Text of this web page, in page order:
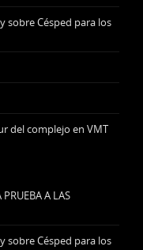
sobre Césped para los
del complejo en VMT
A LAS
sobre Césped para los